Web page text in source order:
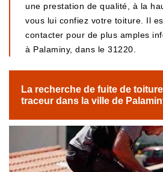
une prestation de qualité, à la
vous lui confiez votre toiture. Il
contacter pour de plus amples
à Palaminy, dans le 31220.
La recherche de fuite de
traceur dans la ville de